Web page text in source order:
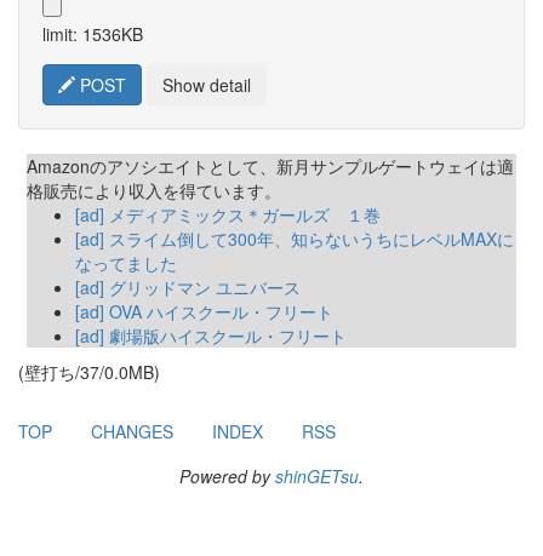
limit: 1536KB
POST Show detail
Amazonのアソシエイトとして、新月サンプルゲートウェイは適
格販売により収入を得ています。
[ad] メディアミックス＊ガールズ １巻
[ad] スライム倒して300年、知らないうちにレベルMAXに
なってました
[ad] グリッドマン ユニバース
[ad] OVA ハイスクール・フリート
[ad] 劇場版ハイスクール・フリート
(壁打ち/37/0.0MB)
TOP CHANGES INDEX
RSS
Powered byshinGETsu.